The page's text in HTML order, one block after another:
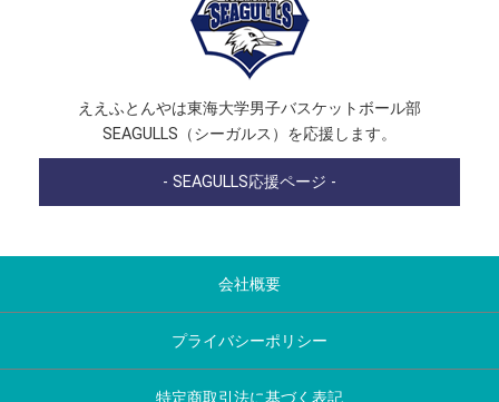
ええふとんやは東海大学男子バスケットボール部
SEAGULLS（シーガルス）を応援します。
- SEAGULLS応援ページ -
会社概要
プライバシーポリシー
特定商取引法に基づく表記